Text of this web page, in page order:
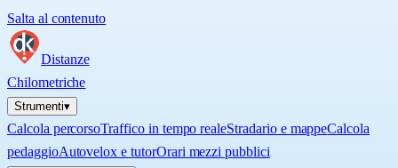
Salta al contenuto
Distanze
Chilometriche
Strumenti▾
Calcola percorsoTraffico in tempo realeStradario e mappeCalcola
pedaggioAutovelox e tutorOrari mezzi pubblici